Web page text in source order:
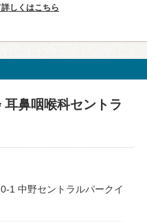
しくはこちら
鼻咽喉科セントラ
1 中野セントラルパークイ